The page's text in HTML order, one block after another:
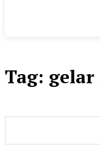
Tag: gelar